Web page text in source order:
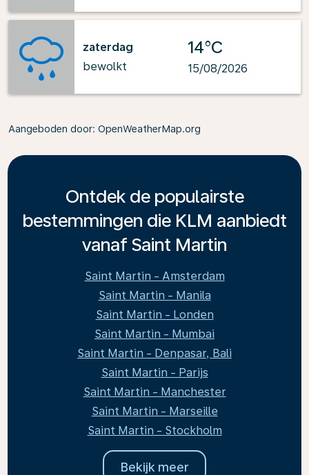
zaterdag
bewolkt
14°C
15/08/2026
Aangeboden door: OpenWeatherMap.org
Ontdek de populairste
bestemmingen die KLM aanbiedt
vanaf Saint Martin
Saint Martin - Amsterdam
Saint Martin - Manila
Saint Martin - Londen
Saint Martin - Mumbai
Saint Martin - Denpasar, Bali
Saint Martin - Parijs
Saint Martin - Manchester
Saint Martin - Marseille
Saint Martin - Stockholm
Bekijk meer